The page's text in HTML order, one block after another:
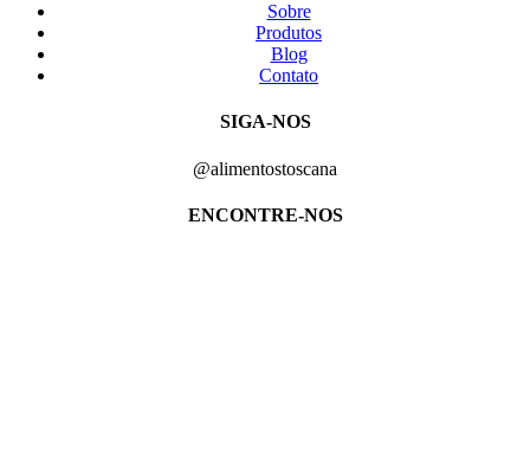
Sobre
Produtos
Blog
Contato
SIGA-NOS
@alimentostoscana
ENCONTRE-NOS